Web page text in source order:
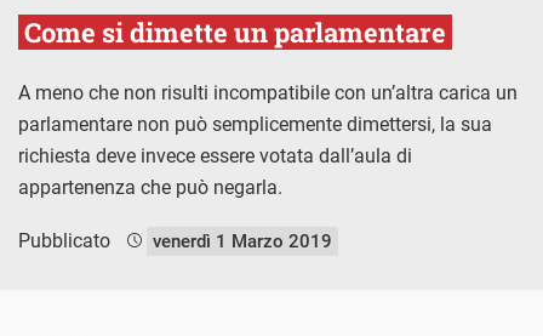
Come si dimette un parlamentare
A meno che non risulti incompatibile con un’altra carica un
parlamentare non può semplicemente dimettersi, la sua
richiesta deve invece essere votata dall’aula di
appartenenza che può negarla.
Pubblicato venerdì 1 Marzo 2019